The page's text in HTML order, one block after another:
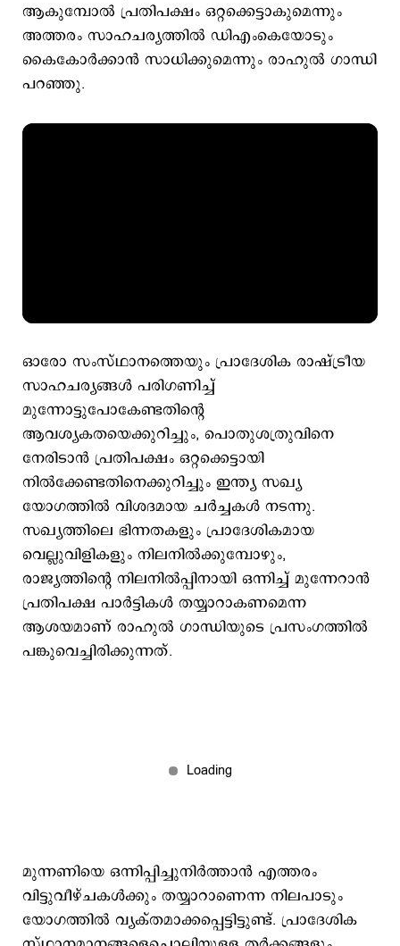
ആകുമ്പോല്‍ പ്രതിപക്ഷം ഒറ്റക്കെട്ടാകുമെന്നും
അത്തരം സാഹചര്യത്തില്‍ ഡിഎംകെയോടും
കൈകോര്‍ക്കാന്‍ സാധിക്കുമെന്നും രാഹുല്‍ ഗാന്ധി
പറഞ്ഞു.
ഓരോ സംസ്ഥാനത്തെയും പ്രാദേശിക രാഷ്ട്രീയ
സാഹചര്യങ്ങൾ പരിഗണിച്ച്
മുന്നോട്ടുപോകേണ്ടതിന്റെ
ആവശ്യകതയെക്കുറിച്ചും, പൊതുശത്രുവിനെ
നേരിടാൻ പ്രതിപക്ഷം ഒറ്റക്കെട്ടായി
നിൽക്കേണ്ടതിനെക്കുറിച്ചും ഇന്ത്യ സഖ്യ
യോഗത്തിൽ വിശദമായ ചർച്ചകൾ നടന്നു.
സഖ്യത്തിലെ ഭിന്നതകളും പ്രാദേശികമായ
വെല്ലുവിളികളും നിലനിൽക്കുമ്പോഴും,
രാജ്യത്തിന്റെ നിലനിൽപ്പിനായി ഒന്നിച്ച് മുന്നേറാൻ
പ്രതിപക്ഷ പാർട്ടികൾ തയ്യാറാകണമെന്ന
ആശയമാണ് രാഹുല്‍ ഗാന്ധിയുടെ പ്രസംഗത്തിൽ
പങ്കുവെച്ചിരിക്കുന്നത്.
മുന്നണിയെ ഒന്നിപ്പിച്ചുനിർത്താൻ എത്തരം
വിട്ടുവീഴ്ചകൾക്കും തയ്യാറാണെന്ന നിലപാടും
യോഗത്തിൽ വ്യക്തമാക്കപ്പെട്ടിട്ടുണ്ട്. പ്രാദേശിക